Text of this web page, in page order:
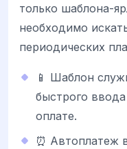
только шаблона-
необходимо
периодических
📱 Шаблон
быстрого
оплате.
⏰ Автоплатеж